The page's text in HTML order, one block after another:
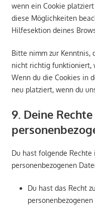
wenn ein Cookie
diese Möglichkeiten
Hilfesektion deines
Bitte nimm zur Kenntnis,
nicht richtig funktioniert,
Wenn du die Cookies in
neu platziert, wenn du
9. Deine
Du hast folgende Rechte
personenbezogenen
Du hast das Recht